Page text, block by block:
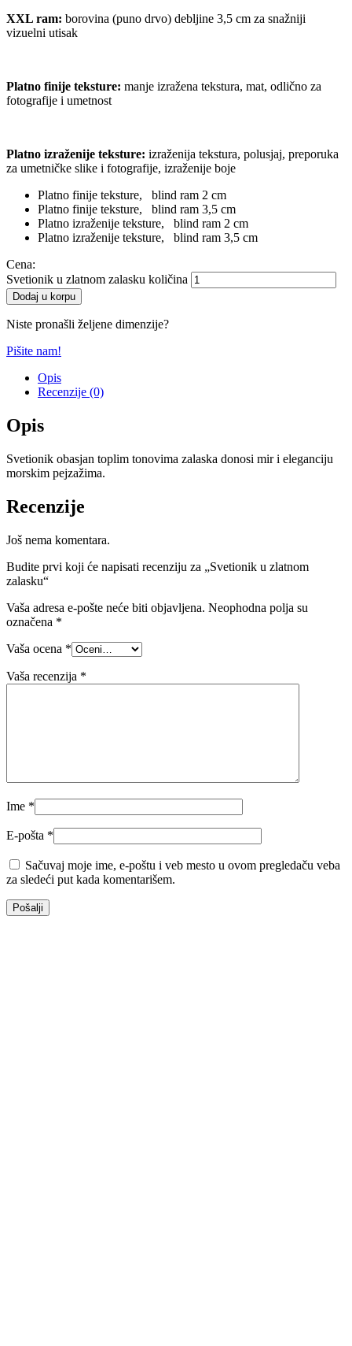
XXL ram: borovina (puno drvo) debljine 3,5 cm za snažniji
vizuelni utisak
Platno finije teksture: manje izražena tekstura, mat, odlično za
fotografije i umetnost
Platno izraženije teksture: izraženija tekstura, polusjaj, preporuka
za umetničke slike i fotografije, izraženije boje
Platno finije teksture, blind ram 2 cm
Platno finije teksture, blind ram 3,5 cm
Platno izraženije teksture, blind ram 2 cm
Platno izraženije teksture, blind ram 3,5 cm
Cena:
Svetionik u zlatnom zalasku količina
Dodaj u korpu
Niste pronašli željene dimenzije?
Pišite nam!
Opis
Recenzije (0)
Opis
Svetionik obasjan toplim tonovima zalaska donosi mir i eleganciju
morskim pejzažima.
Recenzije
Još nema komentara.
Budite prvi koji će napisati recenziju za „Svetionik u zlatnom
zalasku“
Vaša adresa e-pošte neće biti objavljena. Neophodna polja su
označena *
Vaša ocena *
Vaša recenzija *
Ime *
E-pošta *
Sačuvaj moje ime, e-poštu i veb mesto u ovom pregledaču veba
za sledeći put kada komentarišem.